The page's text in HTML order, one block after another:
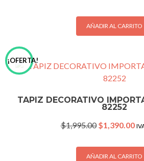
was:
$1,995.00.
is:
AÑADIR AL CARRITO
¡OFERTA!
TAPIZ DECORATIVO
82252
$1,995.00 Original
was:
$1,995.00.
$1,390.00
is:
AÑADIR AL CARRITO